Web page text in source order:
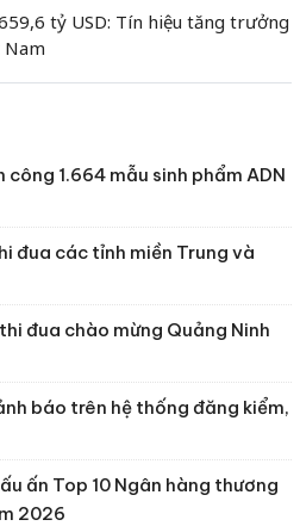
tỷ USD: Tín hiệu tăng trưởng
Nam
công 1.664 mẫu sinh phẩm ADN
đua các tỉnh miền Trung và
đua chào mừng Quảng Ninh
báo trên hệ thống đăng kiểm,
ấn Top 10 Ngân hàng thương
2026